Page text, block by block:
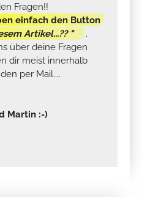
Fragen!!
einfach den Button
Artikel...?? "
.
über deine Fragen
dir meist innerhalb
per Mail....
Martin :-)